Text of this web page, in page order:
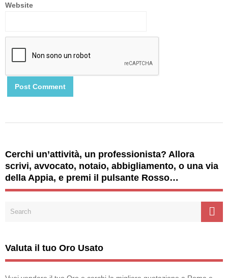
Website
Cerchi un’attività, un professionista? Allora
scrivi, avvocato, notaio, abbigliamento, o una via
della Appia, e premi il pulsante Rosso…
Valuta il tuo Oro Usato